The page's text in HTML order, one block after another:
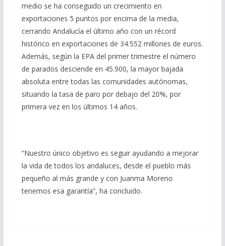
medio se ha conseguido un crecimiento en
exportaciones 5 puntos por encima de la media,
cerrando Andalucía el último año con un récord
histórico en exportaciones de 34.552 millones de euros.
Además, según la EPA del primer trimestre el número
de parados desciende en 45.900, la mayor bajada
absoluta entre todas las comunidades autónomas,
situando la tasa de paro por debajo del 20%, por
primera vez en los últimos 14 años.
“Nuestro único objetivo es seguir ayudando a mejorar
la vida de todos los andaluces, desde el pueblo más
pequeño al más grande y con Juanma Moreno
tenemos esa garantía”, ha concluido.